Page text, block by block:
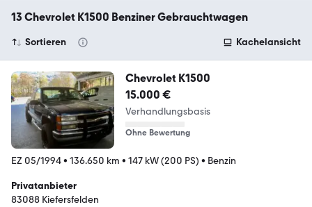
13 Chevrolet K1500 Benziner Gebrauchtwagen
Sortieren Kachelansicht
Chevrolet K1500
15.000 €
Verhandlungsbasis
Ohne Bewertung
EZ 05/1994• 136.650 km • 147 kW (200 PS) • Benzin
Privatanbieter
83088 Kiefersfelden